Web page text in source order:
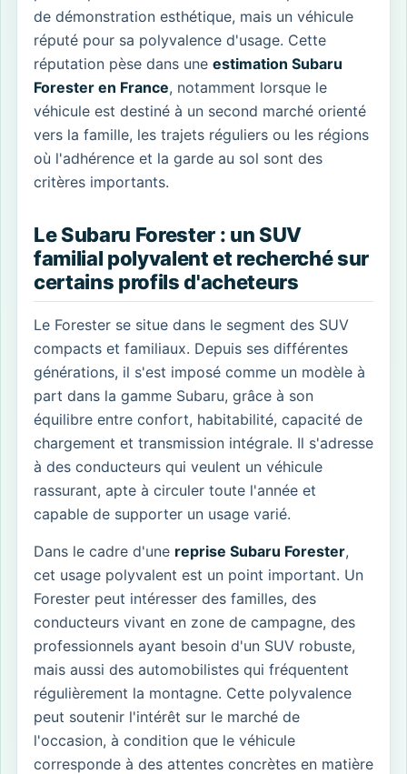
de démonstration esthétique, mais un véhicule
réputé pour sa polyvalence d'usage. Cette
réputation pèse dans une estimation Subaru
Forester en France, notamment lorsque le
véhicule est destiné à un second marché orienté
vers la famille, les trajets réguliers ou les régions
où l'adhérence et la garde au sol sont des
critères importants.
Le Subaru Forester : un SUV
familial polyvalent et recherché sur
certains profils d'acheteurs
Le Forester se situe dans le segment des SUV
compacts et familiaux. Depuis ses différentes
générations, il s'est imposé comme un modèle à
part dans la gamme Subaru, grâce à son
équilibre entre confort, habitabilité, capacité de
chargement et transmission intégrale. Il s'adresse
à des conducteurs qui veulent un véhicule
rassurant, apte à circuler toute l'année et
capable de supporter un usage varié.
Dans le cadre d'une reprise Subaru Forester,
cet usage polyvalent est un point important. Un
Forester peut intéresser des familles, des
conducteurs vivant en zone de campagne, des
professionnels ayant besoin d'un SUV robuste,
mais aussi des automobilistes qui fréquentent
régulièrement la montagne. Cette polyvalence
peut soutenir l'intérêt sur le marché de
l'occasion, à condition que le véhicule
corresponde à des attentes concrètes en matière